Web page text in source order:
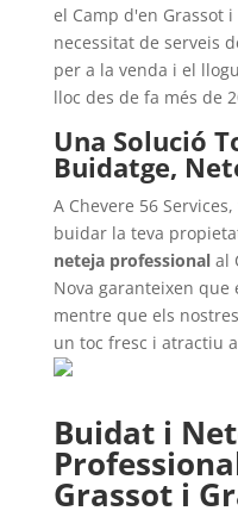
el Camp d'en Grassot
necessitat de serveis
per a la venda i el
lloc des de fa més de
Una Solució
Buidatge,
A Chevere 56
buidar la teva
neteja professionalal
Nova garanteixen
mentre que els
un toc fresc i atractiu
Buidat i
Grassot i